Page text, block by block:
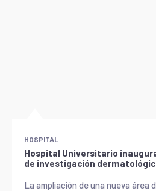
HOSPITAL
Hospital Universitario
de investigación
La ampliación de una nueva área